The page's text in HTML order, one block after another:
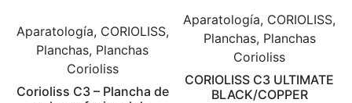
Aparatología, CORIOLISS,
Planchas, Planchas
Corioliss
Corioliss C3 – Plancha de
Aparatología, CORIOLISS,
Planchas, Planchas
Corioliss
CORIOLISS C3 ULTIMATE
BLACK/COPPER